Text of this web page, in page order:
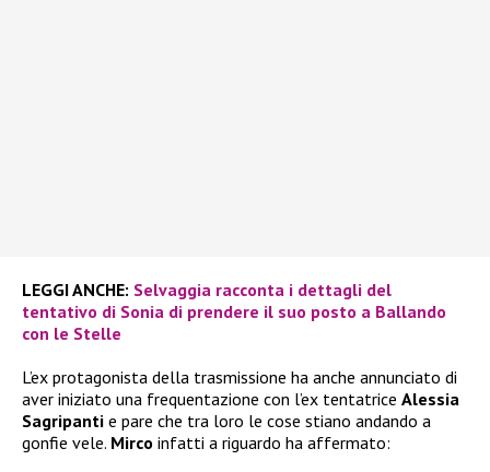
LEGGI ANCHE: Selvaggia racconta i dettagli del
tentativo di Sonia di prendere il suo posto a Ballando
con le Stelle
L’ex protagonista della trasmissione ha anche annunciato di
aver iniziato una frequentazione con l’ex tentatrice Alessia
Sagripanti e pare che tra loro le cose stiano andando a
gonfie vele. Mirco infatti a riguardo ha affermato: